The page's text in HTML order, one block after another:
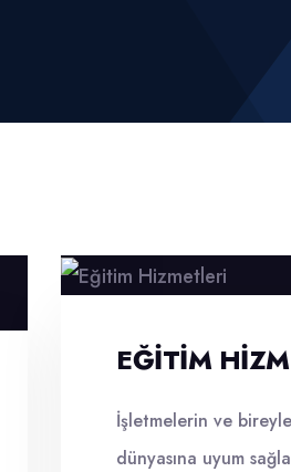
EĞITIM
İşletmelerin ve
dünyasına uyum